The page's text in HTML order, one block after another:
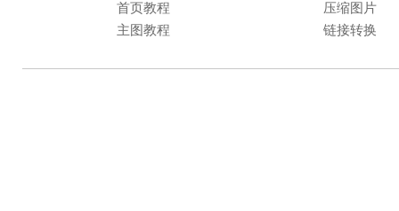
首页教程
压缩图片
主图教程
链接转换